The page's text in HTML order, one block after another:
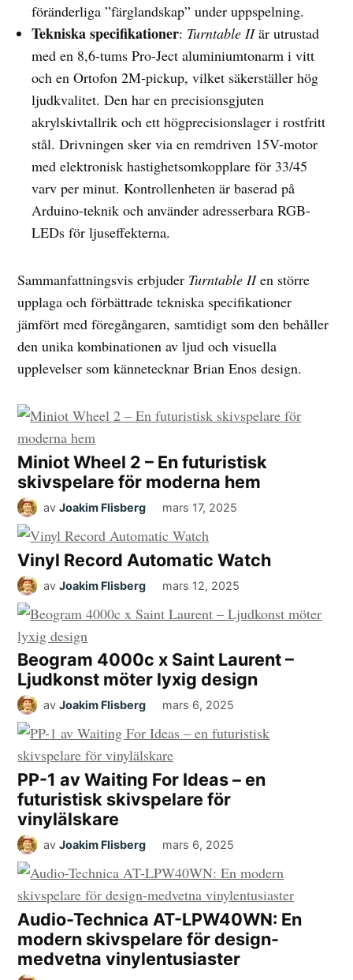
föränderliga ”färglandskap” under uppspelning.
Tekniska specifikationer: Turntable IIär utrustad
med en 8,6-tums Pro-Ject aluminiumtonarm i vitt
och en Ortofon 2M-pickup, vilket säkerställer hög
ljudkvalitet. Den har en precisionsgjuten
akrylskivtallrik och ett högprecisionslager i rostfritt
stål. Drivningen sker via en remdriven 15V-motor
med elektronisk hastighetsomkopplare för 33/45
varv per minut. Kontrollenheten är baserad på
Arduino-teknik och använder adresserbara RGB-
LEDs för ljuseffekterna.
Sammanfattningsvis erbjuder Turntable IIen större
upplaga och förbättrade tekniska specifikationer
jämfört med föregångaren, samtidigt som den behåller
den unika kombinationen av ljud och visuella
upplevelser som kännetecknar Brian Enos design.
Miniot Wheel 2 – En futuristisk
skivspelare för moderna hem
av Joakim Flisberg mars 17, 2025
Vinyl Record Automatic Watch
av Joakim Flisberg mars 12, 2025
Beogram 4000c x Saint Laurent –
Ljudkonst möter lyxig design
av Joakim Flisberg mars 6, 2025
PP-1 av Waiting For Ideas – en
futuristisk skivspelare för
vinylälskare
av Joakim Flisberg mars 6, 2025
Audio-Technica AT-LPW40WN: En
modern skivspelare för design-
medvetna vinylentusiaster